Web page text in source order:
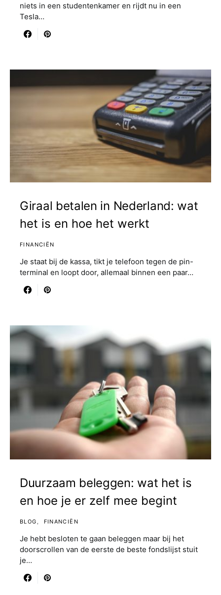
niets in een studentenkamer en rijdt nu in een
Tesla…
Giraal betalen in Nederland: wat
het is en hoe het werkt
FINANCIËN
Je staat bij de kassa, tikt je telefoon tegen de pin-
terminal en loopt door, allemaal binnen een paar…
Duurzaam beleggen: wat het is
en hoe je er zelf mee begint
BLOG FINANCIËN
Je hebt besloten te gaan beleggen maar bij het
doorscrollen van de eerste de beste fondslijst stuit
je…